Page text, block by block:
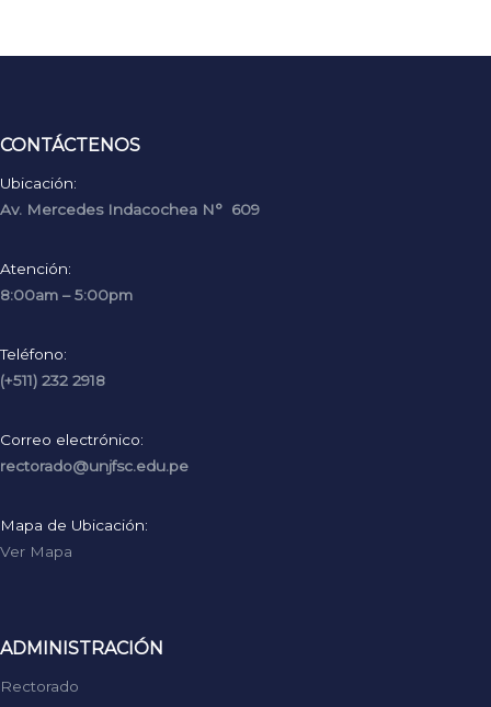
CONTÁCTENOS
Ubicación:
Av. Mercedes Indacochea N° 609
Atención:
8:00am – 5:00pm
Teléfono:
(+511) 232 2918
Correo electrónico:
rectorado@unjfsc.edu.pe
Mapa de Ubicación:
Ver Mapa
ADMINISTRACIÓN
Rectorado